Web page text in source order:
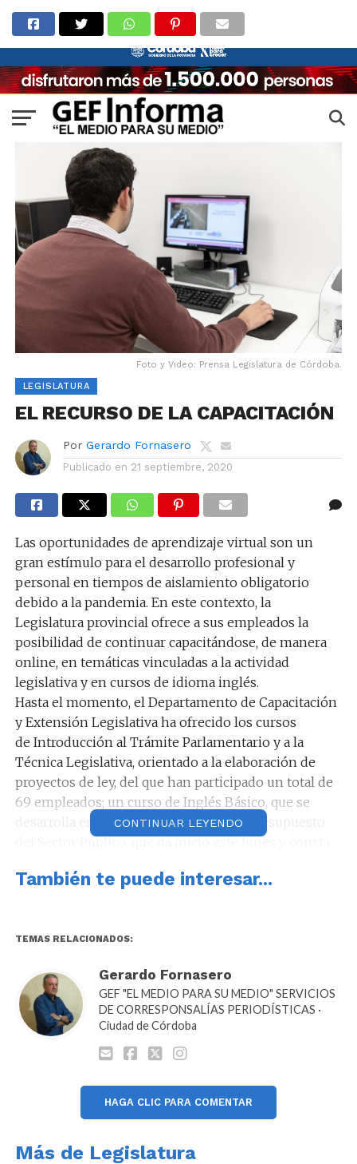
Foto y Video: Prensa Legislatura de Córdoba.
LEGISLATURA
EL RECURSO DE LA CAPACITACIÓN
Por Gerardo Fornasero
Publicado en 21 septiembre, 2020
Las oportunidades de aprendizaje virtual son un
gran estímulo para el desarrollo profesional y
personal en tiempos de aislamiento obligatorio
debido a la pandemia. En este contexto, la
Legislatura provincial ofrece a sus empleados la
posibilidad de continuar capacitándose, de manera
online, en temáticas vinculadas a la actividad
legislativa y en cursos de idioma inglés.
Hasta el momento, el Departamento de Capacitación
y Extensión Legislativa ha ofrecido los cursos
de Introducción al Trámite Parlamentario y a la
Técnica Legislativa, orientado a la elaboración de
proyectos de ley, del que han participado un total de
69 empleados; un curso de Inglés Básico, que se
desarrolla en tres módulos, y el curso Presupuesto
del Sector Público, que da inicio este lunes y consta
CONTINUAR LEYENDO
También te puede interesar...
TEMAS RELACIONADOS:
Gerardo Fornasero
GEF "EL MEDIO PARA SU MEDIO" SERVICIOS
DE CORRESPONSALÍAS PERIODÍSTICAS ·
Ciudad de Córdoba
HAGA CLIC PARA COMENTAR
Más de Legislatura